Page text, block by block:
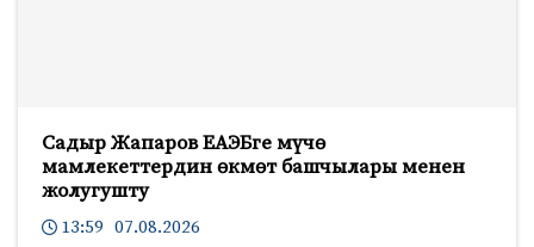
Садыр Жапаров ЕАЭБге мүчө
мамлекеттердин өкмөт башчылары менен
жолугушту
13:59 07.08.2026